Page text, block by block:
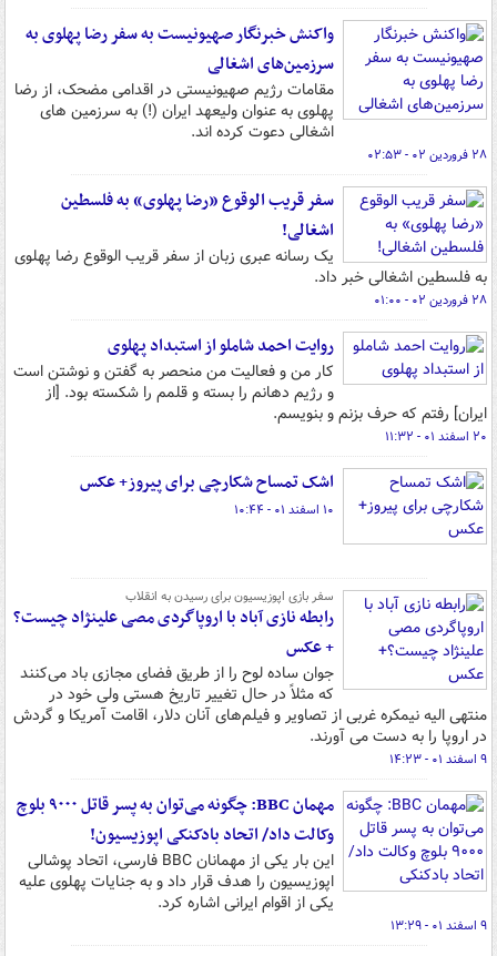
واکنش خبرنگار صهیونیست به سفر رضا پهلوی به
سرزمین‌های اشغالی
مقامات رژیم صهیونیستی در اقدامی مضحک، از رضا
پهلوی به عنوان ولیعهد ایران (!) به سرزمین های
اشغالی دعوت کرده اند.
۲۸ فروردین ۰۲ - ۰۲:۵۳
سفر قریب الوقوع «رضا پهلوی» به فلسطین
اشغالی!
یک رسانه عبری زبان از سفر قریب الوقوع رضا پهلوی
به فلسطین اشغالی خبر داد.
۲۸ فروردین ۰۲ - ۰۱:۰۰
روایت احمد شاملو از استبداد پهلوی
کار من و فعالیت من منحصر به گفتن و نوشتن است
و رژیم دهانم را بسته و قلمم را شکسته بود. [از
ایران] رفتم که حرف بزنم و بنویسم.
۲۰ اسفند ۰۱ - ۱۱:۳۲
اشک تمساح شکارچی برای پیروز+ عکس
۱۰ اسفند ۰۱ - ۱۰:۴۴
سفر بازی اپوزیسیون برای رسیدن به انقلاب
رابطه نازی آباد با اروپاگردی مصی علینژاد چیست؟
+ عکس
جوان ساده لوح را از طریق فضای مجازی باد می‌کنند
که مثلاً در حال تغییر تاریخ هستی ولی خود در
منتهی الیه نیمکره غربی از تصاویر و فیلم‌های آنان دلار، اقامت آمریکا و گردش
در اروپا را به دست می آورند.
۹ اسفند ۰۱ - ۱۴:۲۳
مهمان BBC: چگونه می‌توان به پسر قاتل ۹۰۰۰ بلوچ
وکالت داد/ اتحاد بادکنکی اپوزیسیون!
این بار یکی از مهمانان BBC فارسی، اتحاد پوشالی
اپوزیسیون را هدف قرار داد و به جنایات پهلوی علیه
یکی از اقوام ایرانی اشاره کرد.
۹ اسفند ۰۱ - ۱۳:۲۹